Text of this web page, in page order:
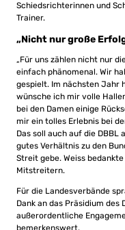
Schiedsrichterinnen und
Trainer.
„Nicht nur große
„Für uns zählen nicht nur
einfach phänomenal. Wir
gespielt. Im nächsten Jahr
wünsche ich mir volle
bei den Damen einige
mir ein tolles Erlebnis bei
Das soll auch auf die DBBL
gutes Verhältnis zu den
Streit gebe. Weiss
Mitstreitern.
Für die Landesverbände
Dank an das Präsidium
außerordentliche